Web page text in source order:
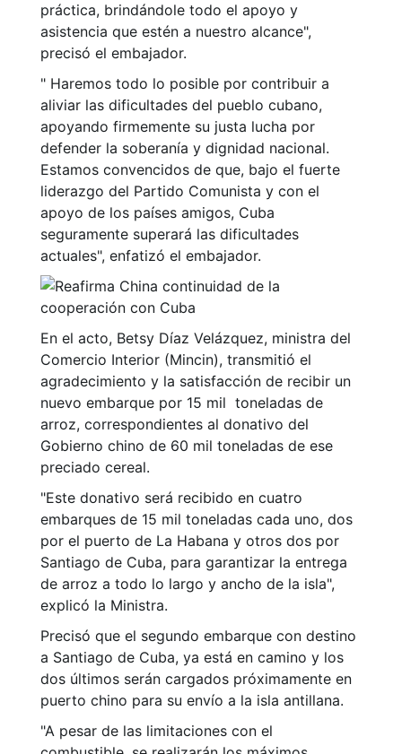
práctica, brindándole todo el apoyo y
asistencia que estén a nuestro alcance",
precisó el embajador.
" Haremos todo lo posible por contribuir a
aliviar las dificultades del pueblo cubano,
apoyando firmemente su justa lucha por
defender la soberanía y dignidad nacional.
Estamos convencidos de que, bajo el fuerte
liderazgo del Partido Comunista y con el
apoyo de los países amigos, Cuba
seguramente superará las dificultades
actuales", enfatizó el embajador.
En el acto, Betsy Díaz Velázquez, ministra del
Comercio Interior (Mincin), transmitió el
agradecimiento y la satisfacción de recibir un
nuevo embarque por 15 mil toneladas de
arroz, correspondientes al donativo del
Gobierno chino de 60 mil toneladas de ese
preciado cereal.
"Este donativo será recibido en cuatro
embarques de 15 mil toneladas cada uno, dos
por el puerto de La Habana y otros dos por
Santiago de Cuba, para garantizar la entrega
de arroz a todo lo largo y ancho de la isla",
explicó la Ministra.
Precisó que el segundo embarque con destino
a Santiago de Cuba, ya está en camino y los
dos últimos serán cargados próximamente en
puerto chino para su envío a la isla antillana.
"A pesar de las limitaciones con el